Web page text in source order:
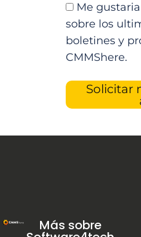
Me
sobre los
boletines y
CMMShere.
Solicitar
Más sobre